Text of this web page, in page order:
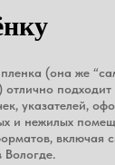
(она же
отлично подходит
указателей,
и нежилых
включая
Вологде.